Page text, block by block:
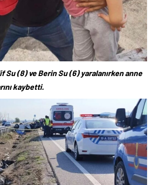
Su (8) ve Berin Su (6) yaralanırken anne
kaybetti.